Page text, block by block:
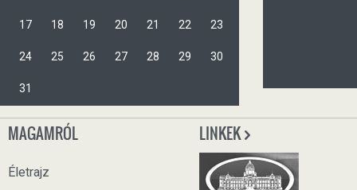
17 18 19 20 21 22 23
24 25 26 27 28 29 30
31
MAGAMRÓL
Életrajz
LINKEK